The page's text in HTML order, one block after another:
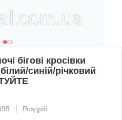
бігові кросівки
синій/річковий
Роздріб